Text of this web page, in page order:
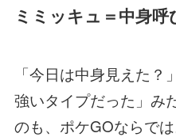
ミミッキュ＝中身呼
「今日は中身見えた
強いタイプだった」み
のも、ポケGOならでは